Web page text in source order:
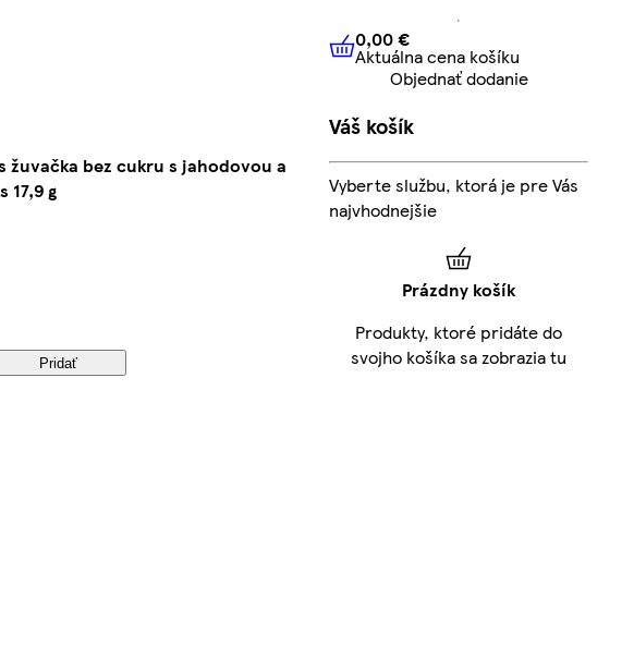
žuvačka bez cukru s jahodovou a
g
Pridať
0,00 € Aktuálna cena košíku
0,00 €
Aktuálna cena košíku
Objednať dodanie
Váš košík
Vyberte službu, ktorá je pre Vás
najvhodnejšie
Prázdny košík
Produkty, ktoré pridáte do
svojho košíka sa zobrazia tu